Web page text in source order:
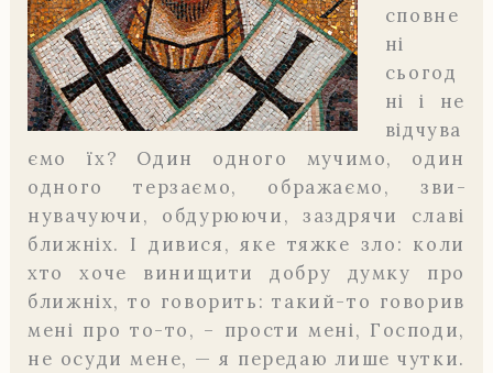
сповне
ні
сьогод
ні і не
відчува
є­мо їх? Один одного мучимо, один
одного терзаємо, ображаємо, зви­
нувачуючи, обдурюючи, заздрячи славі
ближніх. І дивися, яке тяж­ке зло: коли
хто хоче винищити добру думку про
ближніх, то гово­рить: такий-то говорив
мені про то-то, – прости мені, Господи,
не осуди мене, — я передаю лише чутки.